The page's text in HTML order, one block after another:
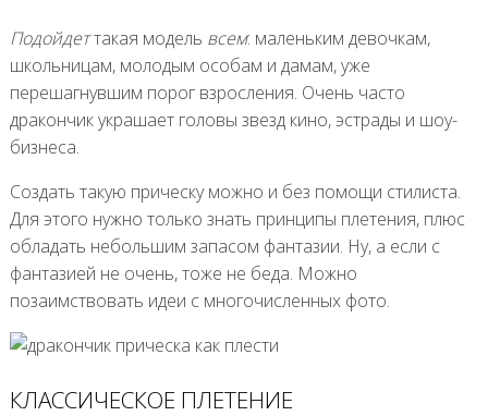
Подойдеттакая модель всем: маленьким девочкам,
школьницам, молодым особам и дамам, уже
перешагнувшим порог взросления. Очень часто
дракончик украшает головы звезд кино, эстрады и шоу-
бизнеса.
Создать такую прическу можно и без помощи стилиста.
Для этого нужно только знать принципы плетения, плюс
обладать небольшим запасом фантазии. Ну, а если с
фантазией не очень, тоже не беда. Можно
позаимствовать идеи с многочисленных фото.
КЛАССИЧЕСКОЕ ПЛЕТЕНИЕ